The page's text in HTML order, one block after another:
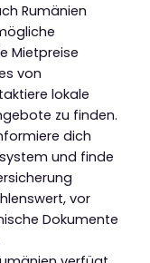
Rumänien
Mietpreise
von
lokale
zu finden.
dich
und finde
vor
Dokumente